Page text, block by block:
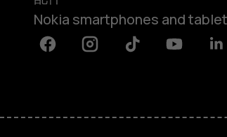
Nokia smartphones and
FacebookInstagramTiktok Youtube